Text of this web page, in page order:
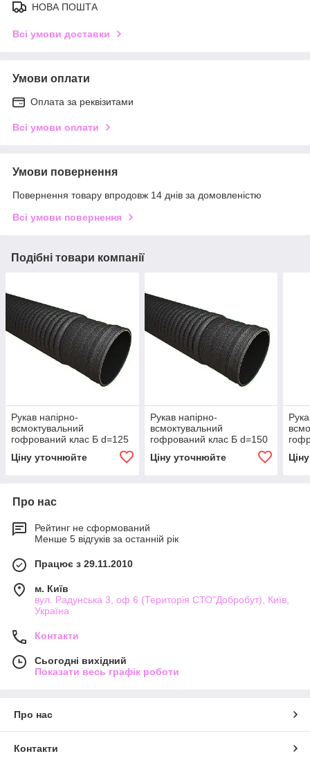
НОВА ПОШТА
Всі умови доставки
Умови оплати
Оплата за реквізитами
Всі умови оплати
Умови повернення
Повернення товару впродовж 14 днів за домовленістю
Всі умови повернення
Подібні товари компанії
Рукав напірно-
всмоктувальний
гофрований клас Б d=125
Ціну уточнюйте
Рукав напірно-
всмоктувальний
гофрований клас Б d=150
Ціну уточнюйте
Про нас
Рейтинг не сформований
Менше 5 відгуків за останній рік
Працює з 29.11.2010
м. Київ
вул. Радунська 3, оф.6 (Територія СТО"Добробут), Київ,
Україна
Контакти
Сьогодні вихідний
Показати весь графік роботи
Про нас
Контакти